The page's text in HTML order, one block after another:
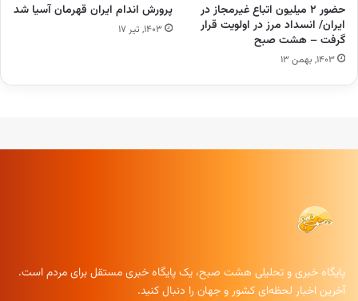
حضور ۲ میلیون اتباع غیرمجاز در
ایران/ انسداد مرز در اولویت قرار
گرفت – هشت صبح
۱۴۰۳, بهمن ۱۳
پرورش اندام ایران قهرمان آسیا شد
۱۴۰۳, تیر ۱۷
پایگاه خبری و تحلیلی هشت صبح، یک پایگاه خبری مستقل برای مردم است.
آخرین اخبار لحظه‌ای کشور و جهان را دنبال کنید.